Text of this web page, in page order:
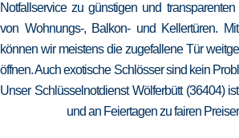
Notfallservice zu günstigen und
von Wohnungs-, Balkon- und Kellertüren.
können wir meistens die zugefallene Tür
öffnen. Auch exotische Schlösser sind kein
Unser Schlüsselnotdienst Wölferbütt (36404)
und an Feiertagen zu fairen